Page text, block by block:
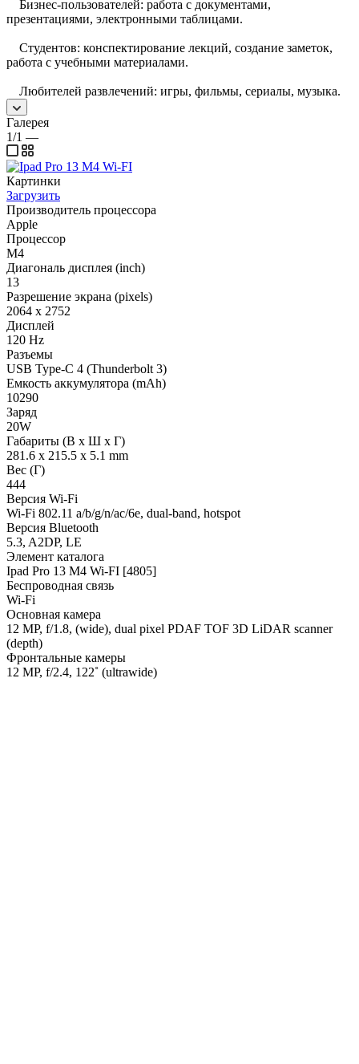
Бизнес-пользователей: работа с документами,
презентациями, электронными таблицами.
Студентов: конспектирование лекций, создание заметок,
работа с учебными материалами.
Любителей развлечений: игры, фильмы, сериалы, музыка.
Галерея
1/1 —
Картинки
Загрузить
Производитель процессора
Apple
Процессор
M4
Диагональ дисплея (inch)
13
Разрешение экрана (pixels)
2064 x 2752
Дисплей
120 Hz
Разъемы
USB Type-C 4 (Thunderbolt 3)
Емкость аккумулятора (mAh)
10290
Заряд
20W
Габариты (В х Ш х Г)
281.6 x 215.5 x 5.1 mm
Вес (Г)
444
Версия Wi-Fi
Wi-Fi 802.11 a/b/g/n/ac/6e, dual-band, hotspot
Версия Bluetooth
5.3, A2DP, LE
Элемент каталога
Ipad Pro 13 M4 Wi-FI [4805]
Беспроводная связь
Wi-Fi
Основная камера
12 MP, f/1.8, (wide), dual pixel PDAF TOF 3D LiDAR scanner
(depth)
Фронтальные камеры
12 MP, f/2.4, 122˚ (ultrawide)